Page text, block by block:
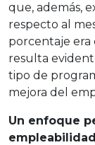
que, además,
respecto al
porcentaje era
resulta
tipo de
mejora del
Un enfoque
empleabilidad